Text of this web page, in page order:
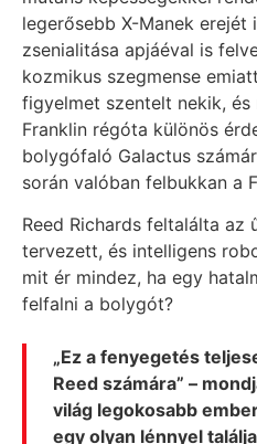
legerősebb X-Manek erejét
zsenialitása apjáéval is
kozmikus szegmense
figyelmet szentelt nekik, és
Franklin régóta különös
bolygófaló Galactus
során valóban felbukkan a
Reed Richards feltalálta az
tervezett, és intelligens
mit ér mindez, ha egy
felfalni a bolygót?
„Ez a fenyegetés
Reed számára” –
világ legokosabb
egy olyan lénnyel